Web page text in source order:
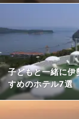
子どもと一緒に
すめのホテル7選